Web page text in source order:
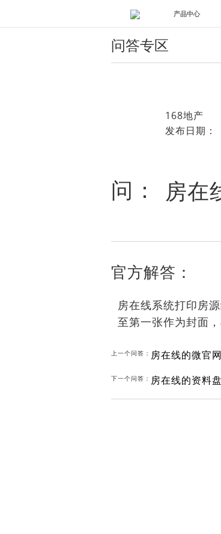
产品中心
问答专区
168地产
发布日期
问： 房在
官方解答：
房在线系统打印房
至第一张作为封面
上一个问答： 房在线的微官
下一个问答： 房在线的资料